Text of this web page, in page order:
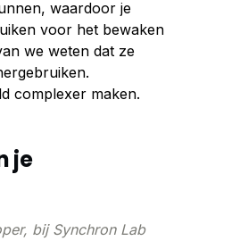
waardoor je
voor het bewaken
we weten dat ze
complexer maken.
je
bij Synchron Lab